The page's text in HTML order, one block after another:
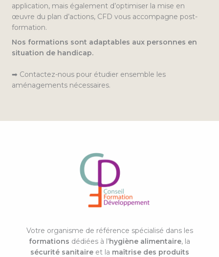
application, mais également d’optimiser la mise en
œuvre du plan d’actions, CFD vous accompagne post-
formation.
Nos formations sont adaptables aux personnes en
situation de handicap.
➡ Contactez-nous pour étudier ensemble les
aménagements nécessaires.
Votre organisme de référence spécialisé dans les
formations dédiées à l'hygiène alimentaire, la
sécurité sanitaireet la maîtrise des produits